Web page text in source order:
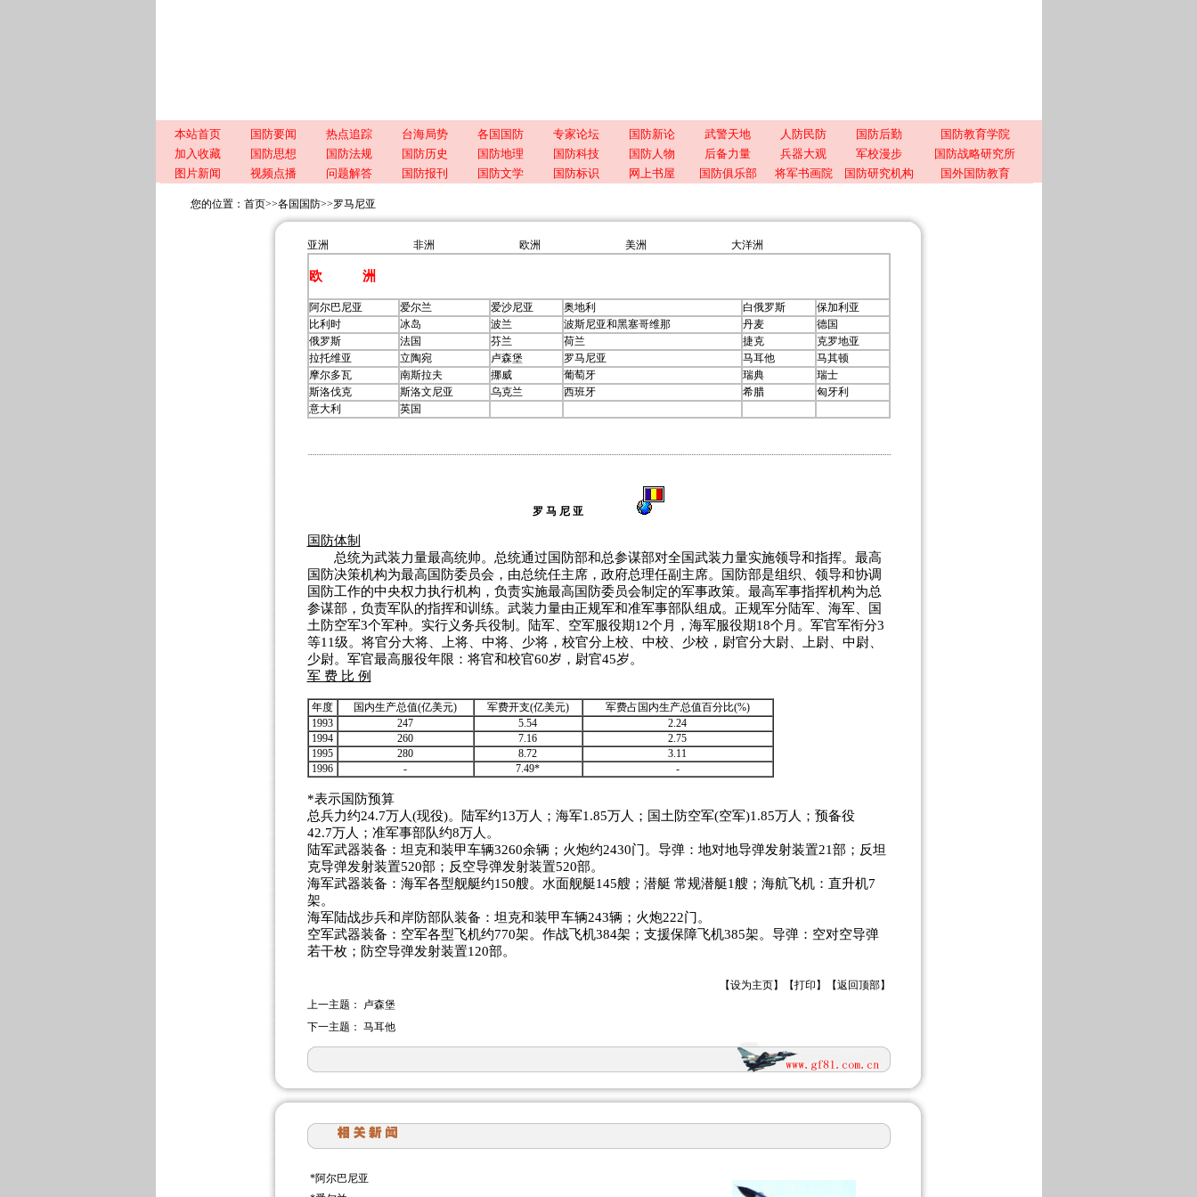
本站首页 国防要闻 热点追踪 台海局势 各国国防 专家论坛 国防新论 武警天地 人防民防 国防后勤
国防教育学院
加入收藏
国防思想 国防法规 国防历史 国防地理 国防科技 国防人物 后备力量 兵器大观 军校漫步
国防战略研究所
图片新闻
视频点播 问题解答 国防报刊 国防文学 国防标识 网上书屋 国防俱乐部 将军书画院 国防研究机构 国外国防教育
您的位置： 首页>>各国国防>>罗马尼亚
亚洲 非洲 欧洲 美洲 大洋洲
欧 洲
阿尔巴尼亚 爱尔兰 爱沙尼亚 奥地利 白俄罗斯
保加利亚
比利时
冰岛 波兰 波斯尼亚和黑塞哥维那 丹麦
德国
俄罗斯
法国 芬兰 荷兰 捷克
克罗地亚
拉托维亚
立陶宛 卢森堡 罗马尼亚 马耳他
马其顿
摩尔多瓦
南斯拉夫 挪威 葡萄牙 瑞典
瑞士
斯洛伐克
斯洛文尼亚 乌克兰 西班牙 希腊
匈牙利
意大利
英国
罗 马 尼 亚
国防体制
总统为武装力量最高统帅。总统通过国防部和总参谋部对全国武装力量实施领导和指挥。最高
国防决策机构为最高国防委员会，由总统任主席，政府总理任副主席。国防部是组织、领导和协调
国防工作的中央权力执行机构，负责实施最高国防委员会制定的军事政策。最高军事指挥机构为总
参谋部，负责军队的指挥和训练。武装力量由正规军和准军事部队组成。正规军分陆军、海军、国
土防空军3个军种。实行义务兵役制。陆军、空军服役期12个月，海军服役期18个月。军官军衔分3
等11级。将官分大将、上将、中将、少将，校官分上校、中校、少校，尉官分大尉、上尉、中尉、
少尉。军官最高服役年限：将官和校官60岁，尉官45岁。
军 费 比 例
年度 国内生产总值(亿美元) 军费开支(亿美元)
军费占国内生产总值百分比(%)
1993
247 5.54
2.24
1994
260 7.16
2.75
1995
280 8.72
3.11
1996
- 7.49* -
*表示国防预算
总兵力约24.7万人(现役)。陆军约13万人；海军1.85万人；国土防空军(空军)1.85万人；预备役
42.7万人；准军事部队约8万人。
陆军武器装备：坦克和装甲车辆3260余辆；火炮约2430门。导弹：地对地导弹发射装置21部；反坦
克导弹发射装置520部；反空导弹发射装置520部。
海军武器装备：海军各型舰艇约150艘。水面舰艇145艘；潜艇 常规潜艇1艘；海航飞机：直升机7
架。
海军陆战步兵和岸防部队装备：坦克和装甲车辆243辆；火炮222门。
空军武器装备：空军各型飞机约770架。作战飞机384架；支援保障飞机385架。导弹：空对空导弹
若干枚；防空导弹发射装置120部。
【设为主页】【打印 】【返回顶部】
上一主题：
卢森堡
下一主题： 马耳他
*阿尔巴尼亚